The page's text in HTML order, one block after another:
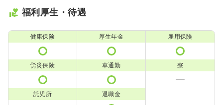
福利厚生・待遇
健康保険 厚生年金 雇用保険
労災保険 車通勤 寮
託児所 退職金